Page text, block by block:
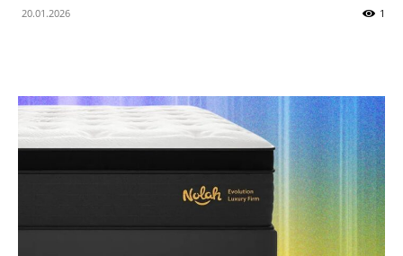
огляди
новинок
20.01.2026 1